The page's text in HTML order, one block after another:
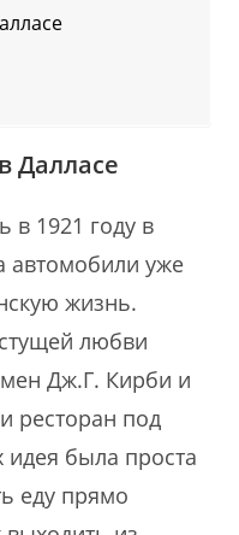
Далласе
в 1921 году в
автомобили уже
жизнь.
любви
Дж.Г. Кирби и
ресторан под
идея была проста
еду прямо